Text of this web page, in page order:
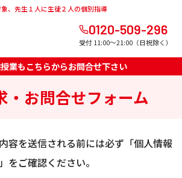
、先生１人に生徒２人の個別指導
0120-509-296
受付 11:00～21:00（日祝除く）
・お問合せフォーム
業もこちらからお問合せ下さい
容を送信される前には必ず「個人情報
をご確認ください。